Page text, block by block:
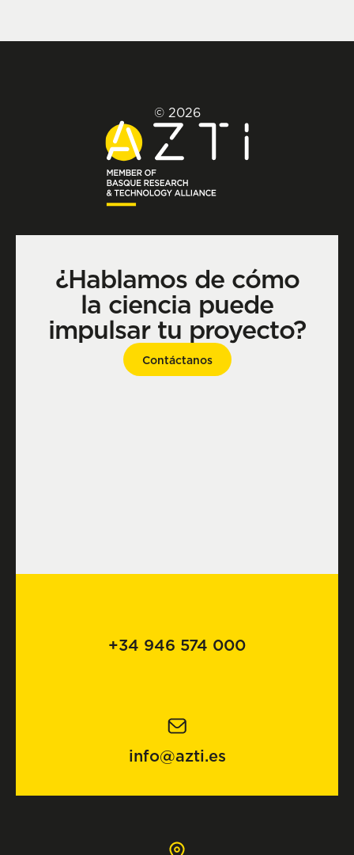
© 2026
¿Hablamos de cómo
la ciencia puede
impulsar tu proyecto?
Contáctanos
+34 946 574 000
info@azti.es